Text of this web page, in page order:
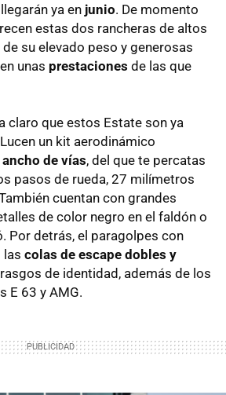
ya en junio. De momento
estas dos rancheras de altos
su elevado peso y generosas
unas prestaciones de las que
claro que estos Estate son ya
un kit aerodinámico
de vías, del que te percatas
pasos de rueda, 27 milímetros
cuentan con grandes
de color negro en el faldón o
Por detrás, el paragolpes con
las colas de escape dobles y
de identidad, además de los
E 63 y AMG.